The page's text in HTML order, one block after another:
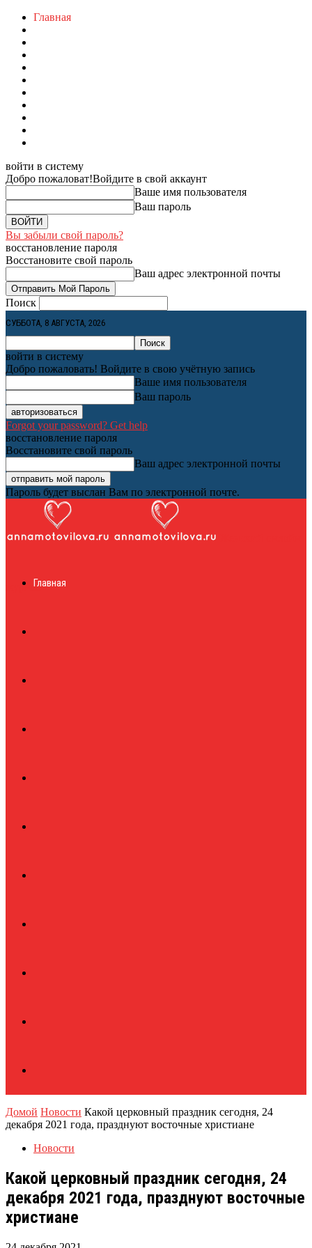
Главная
войти в систему
Добро пожаловат!Войдите в свой аккаунт
Ваше имя пользователя
Ваш пароль
Вы забыли свой пароль?
восстановление пароля
Восстановите свой пароль
Ваш адрес электронной почты
Поиск
СУББОТА, 8 АВГУСТА, 2026
войти в систему
Добро пожаловать! Войдите в свою учётную запись
Ваше имя пользователя
Ваш пароль
Forgot your password? Get help
восстановление пароля
Восстановите свой пароль
Ваш адрес электронной почты
Пароль будет выслан Вам по электронной почте.
журналГлавная
Домой Новости Какой церковный праздник сегодня, 24
декабря 2021 года, празднуют восточные христиане
Новости
Какой церковный праздник сегодня, 24
декабря 2021 года, празднуют восточные
христиане